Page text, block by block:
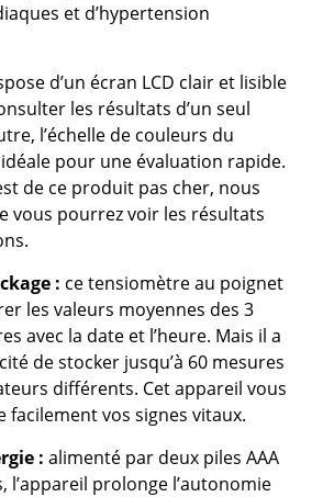
et d’hypertension
d’un écran LCD clair et lisible
les résultats d’un seul
l’échelle de couleurs du
pour une évaluation rapide.
de ce produit pas cher, nous
vous pourrez voir les résultats
: ce tensiomètre au poignet
les valeurs moyennes des 3
avec la date et l’heure. Mais il a
de stocker jusqu’à 60 mesures
différents. Cet appareil vous
facilement vos signes vitaux.
: alimenté par deux piles AAA
l’appareil prolonge l’autonomie